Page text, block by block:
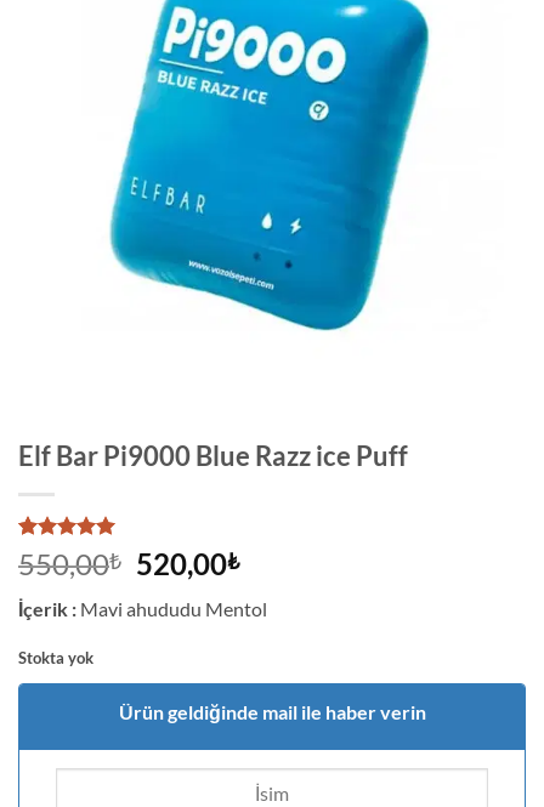
Elf Bar Pi9000 Blue Razz ice Puff
1
müşteri
puanına
5 üzerinden
550,00₺
Orijinal
fiyat:
550,00₺.
520,00₺Şu
fiyat:
İçerik : Mavi ahududu Mentol
Stokta yok
Ürün geldiğinde mail ile haber verin